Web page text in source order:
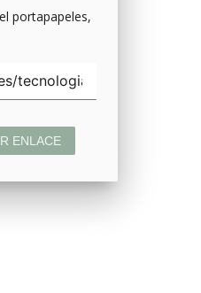
portapapeles,
ENLACE